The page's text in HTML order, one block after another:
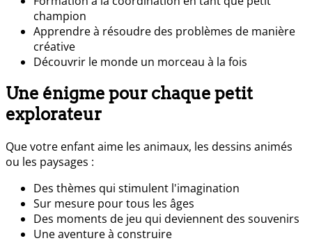
champion
Apprendre à résoudre des problèmes de manière
créative
Découvrir le monde un morceau à la fois
Une énigme pour chaque petit
explorateur
Que votre enfant aime les animaux, les dessins animés
ou les paysages :
Des thèmes qui stimulent l'imagination
Sur mesure pour tous les âges
Des moments de jeu qui deviennent des souvenirs
Une aventure à construire